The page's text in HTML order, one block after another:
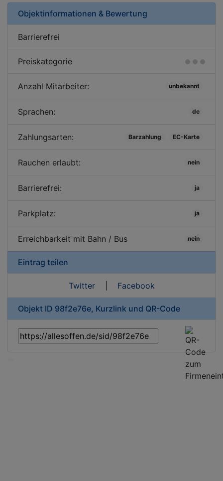
Objektinformationen & Bewertung
Barrierefrei
Preiskategorie
Anzahl Mitarbeiter: unbekannt
Sprachen: de
Zahlungsarten: Barzahlung EC-Karte
Rauchen erlaubt: nein
Barrierefrei: ja
Parkplatz: ja
Erreichbarkeit mit Bahn / Bus nein
Eintrag teilen
Twitter| Facebook
Objekt ID 98f2e76e, Kurzlink und QR-Code